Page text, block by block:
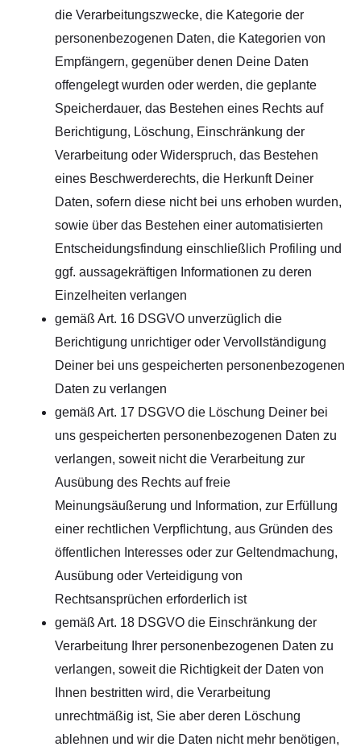
die Verarbeitungszwecke, die Kategorie der
personenbezogenen Daten, die Kategorien von
Empfängern, gegenüber denen Deine Daten
offengelegt wurden oder werden, die geplante
Speicherdauer, das Bestehen eines Rechts auf
Berichtigung, Löschung, Einschränkung der
Verarbeitung oder Widerspruch, das Bestehen
eines Beschwerderechts, die Herkunft Deiner
Daten, sofern diese nicht bei uns erhoben wurden,
sowie über das Bestehen einer automatisierten
Entscheidungsfindung einschließlich Profiling und
ggf. aussagekräftigen Informationen zu deren
Einzelheiten verlangen
gemäß Art. 16 DSGVO unverzüglich die
Berichtigung unrichtiger oder Vervollständigung
Deiner bei uns gespeicherten personenbezogenen
Daten zu verlangen
gemäß Art. 17 DSGVO die Löschung Deiner bei
uns gespeicherten personenbezogenen Daten zu
verlangen, soweit nicht die Verarbeitung zur
Ausübung des Rechts auf freie
Meinungsäußerung und Information, zur Erfüllung
einer rechtlichen Verpflichtung, aus Gründen des
öffentlichen Interesses oder zur Geltendmachung,
Ausübung oder Verteidigung von
Rechtsansprüchen erforderlich ist
gemäß Art. 18 DSGVO die Einschränkung der
Verarbeitung Ihrer personenbezogenen Daten zu
verlangen, soweit die Richtigkeit der Daten von
Ihnen bestritten wird, die Verarbeitung
unrechtmäßig ist, Sie aber deren Löschung
ablehnen und wir die Daten nicht mehr benötigen,